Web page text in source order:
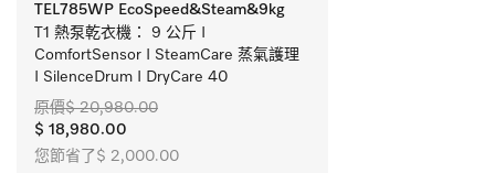
TEL785WP EcoSpeed&Steam&9kg
T1 熱泵乾衣機： 9 公斤 I
ComfortSensor I SteamCare 蒸氣護理
I SilenceDrum I DryCare 40
原價$ 20,980.00
$ 18,980.00
您節省了$ 2,000.00